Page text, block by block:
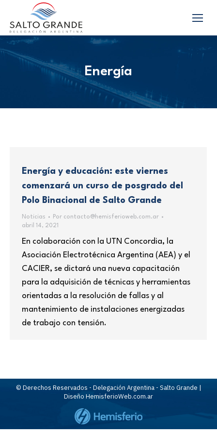
Energía
Energía y educación: este viernes
comenzará un curso de posgrado del
Polo Binacional de Salto Grande
Noticias Por contacto@hemisferioweb.com.ar
abril 14, 2021
En colaboración con la UTN Concordia, la
Asociación Electrotécnica Argentina (AEA) y el
CACIER, se dictará una nueva capacitación
para la adquisición de técnicas y herramientas
orientadas a la resolución de fallas y al
mantenimiento de instalaciones energizadas
de trabajo con tensión.
© Derechos Reservados - Delegación Argentina - Salto Grande |
Diseño HemisferioWeb.com.ar